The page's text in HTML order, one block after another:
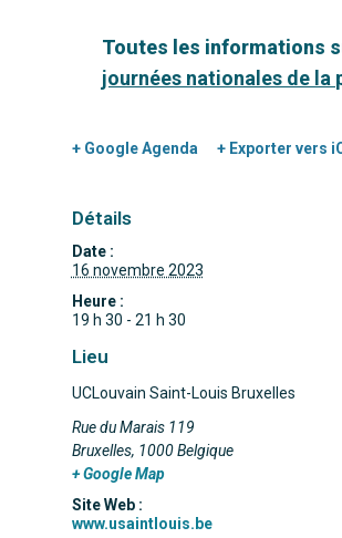
Toutes les informations
journées nationales de la
+ Google Agenda + Exporter vers
Détails
Date :
16 novembre 2023
Heure :
19 h 30 - 21 h 30
Lieu
UCLouvain Saint-Louis Bruxelles
Rue du Marais 119
Bruxelles, 1000 Belgique
+ Google Map
Site Web :
www.usaintlouis.be